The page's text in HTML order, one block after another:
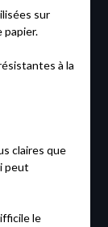
sur
papier.
à la
claires que
peut
le